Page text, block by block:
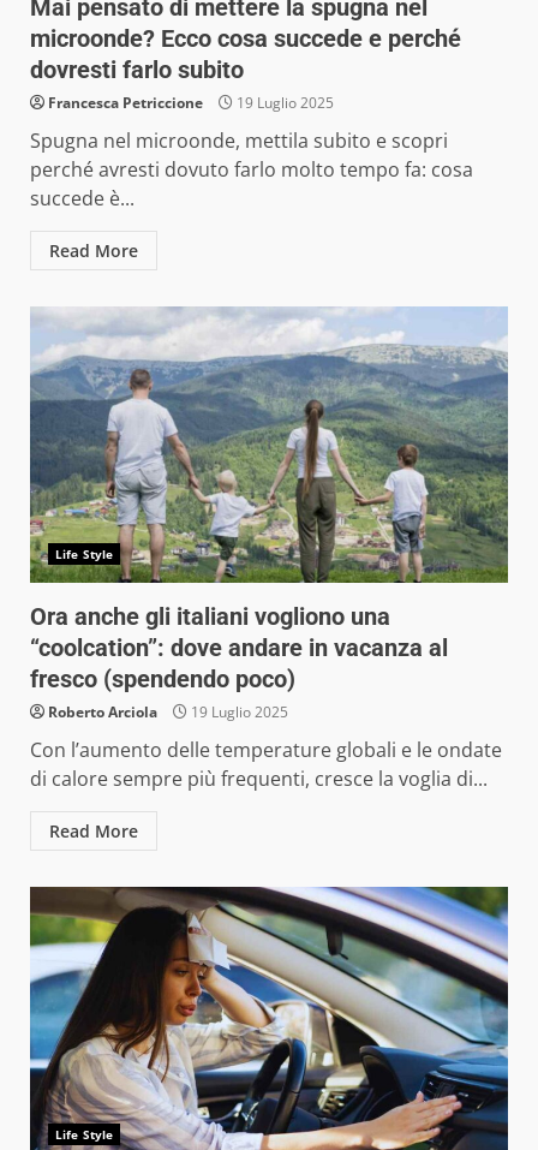
Mai pensato di mettere la spugna nel
microonde? Ecco cosa succede e perché
dovresti farlo subito
Francesca Petriccione 19 Luglio 2025
Spugna nel microonde, mettila subito e scopri
perché avresti dovuto farlo molto tempo fa: cosa
succede è...
Read More
Life Style
Ora anche gli italiani vogliono una
“coolcation”: dove andare in vacanza al
fresco (spendendo poco)
Roberto Arciola 19 Luglio 2025
Con l’aumento delle temperature globali e le ondate
di calore sempre più frequenti, cresce la voglia di...
Read More
Life Style